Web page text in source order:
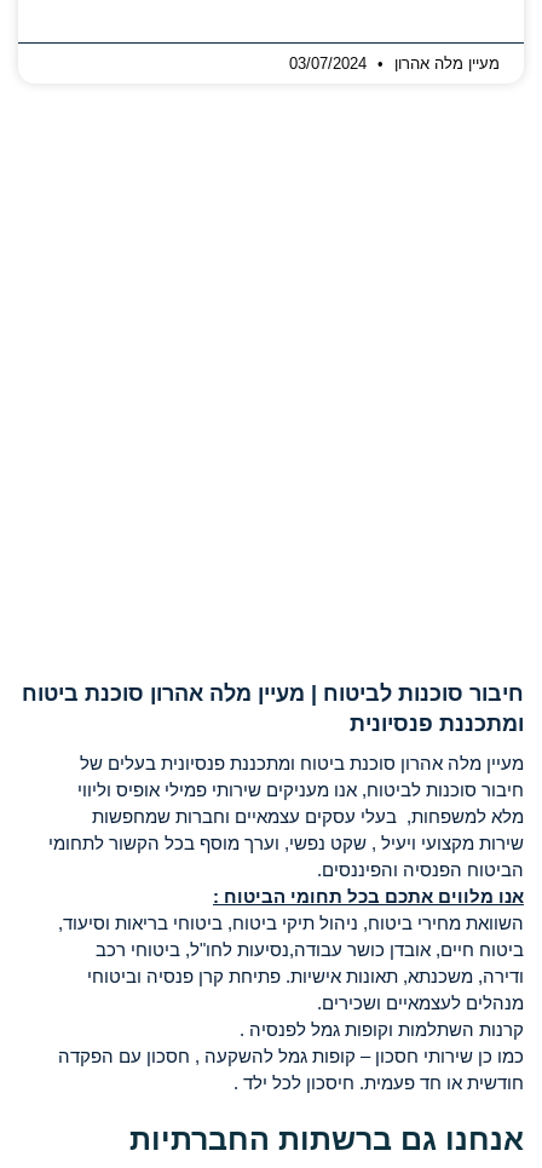
מעיין מלה אהרון
חיבור סוכנות לביטוח | מעיין מלה אהרון סוכנת ביטוח
ומתכננת פנסיונית
מעיין מלה אהרון סוכנת ביטוח ומתכננת פנסיונית בעלים של
חיבור סוכנות לביטוח, אנו מעניקים שירותי פמילי אופיס וליווי
מלא למשפחות, בעלי עסקים עצמאיים וחברות שמחפשות
שירות מקצועי ויעיל , שקט נפשי, וערך מוסף בכל הקשור לתחומי
הביטוח הפנסיה והפיננסים.
אנו מלווים אתכם בכל תחומי הביטוח :
השוואת מחירי ביטוח, ניהול תיקי ביטוח, ביטוחי בריאות וסיעוד,
ביטוח חיים, אובדן כושר עבודה,נסיעות לחו"ל, ביטוחי רכב
ודירה, משכנתא, תאונות אישיות. פתיחת קרן פנסיה וביטוחי
מנהלים לעצמאיים ושכירים.
קרנות השתלמות וקופות גמל לפנסיה .
כמו כן שירותי חסכון – קופות גמל להשקעה , חסכון עם הפקדה
חודשית או חד פעמית. חיסכון לכל ילד .
אנחנו גם ברשתות החברתיות